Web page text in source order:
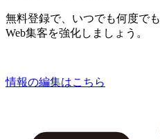
無料登録で、いつでも何度で
Web集客を強化しましょう。
情報の編集はこちら